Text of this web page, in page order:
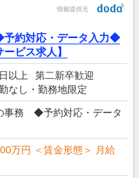
情報提供元
約対応・データ入力◆
ビス求人】
以上
第二新卒歓迎
なし・勤務地限定
事務 ◆予約対応・データ
万円 ＜賃金形態＞ 月給